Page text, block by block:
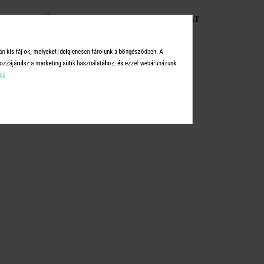
RŐL KAPCSOLAT
Elérhetőségek
kis fájlok, melyeket ideiglenesen tárolunk a böngésződben. A
a marketing sütik használatához, és ezzel webáruházunk